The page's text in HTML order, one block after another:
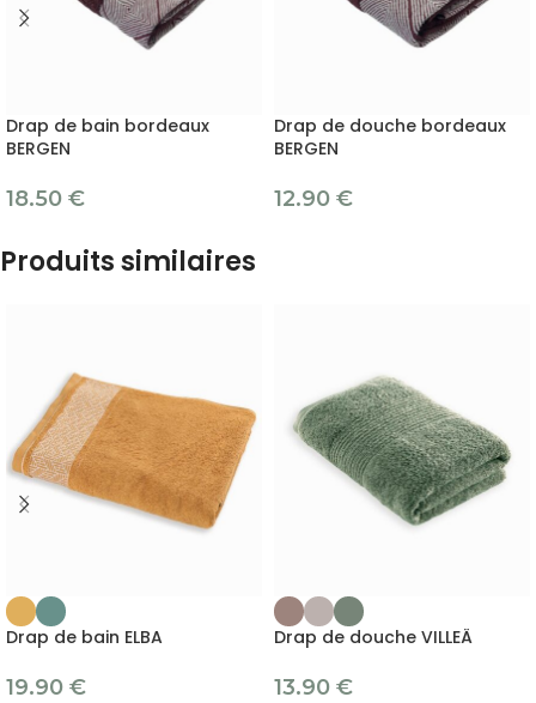
Drap de bain bordeaux
BERGEN
18.50 €
Drap de douche bordeaux
BERGEN
12.90 €
Produits similaires
Drap de bain ELBA
19.90 €
Drap de douche VILLEÄ
13.90 €